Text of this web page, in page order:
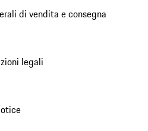
di vendita e consegna
legali